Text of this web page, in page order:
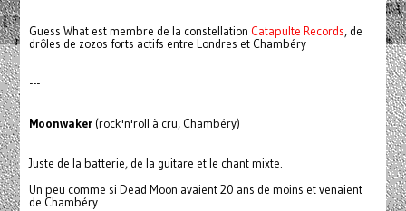
Guess What est membre de la constellation Catapulte Records, de
drôles de zozos forts actifs entre Londres et Chambéry
---
Moonwaker(rock'n'roll à cru, Chambéry)
Juste de la batterie, de la guitare et le chant mixte.
Un peu comme si Dead Moon avaient 20 ans de moins et venaient
de Chambéry.